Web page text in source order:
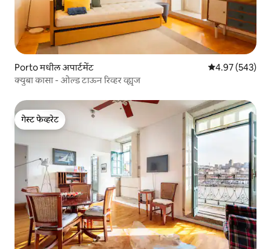
Porto मधील अपार्टमेंट 5 पैकी 4.97
4.97 (543)
क्युबा कासा - ओल्ड टाऊन रिव्हर व्ह्यूज
गेस्ट फेव्हरेट
गेस्ट फेव्हरेट